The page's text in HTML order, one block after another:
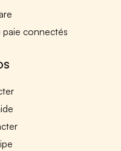
paie connectés